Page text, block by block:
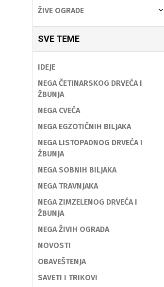
ŽIVE OGRADE
SVE TEME
IDEJE
NEGA ČETINARSKOG DRVEĆA I
ŽBUNJA
NEGA CVEĆA
NEGA EGZOTIČNIH BILJAKA
NEGA LISTOPADNOG DRVEĆA I
ŽBUNJA
NEGA SOBNIH BILJAKA
NEGA TRAVNJAKA
NEGA ZIMZELENOG DRVEĆA I
ŽBUNJA
NEGA ŽIVIH OGRADA
NOVOSTI
OBAVEŠTENJA
SAVETI I TRIKOVI